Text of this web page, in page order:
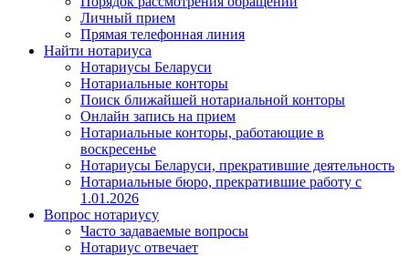
Личный прием
Прямая телефонная линия
Найти нотариуса
Нотариусы Беларуси
Нотариальные конторы
Поиск ближайшей нотариальной конторы
Онлайн запись на прием
Нотариальные конторы, работающие в
воскресенье
Нотариусы Беларуси, прекратившие деятельность
Нотариальные бюро, прекратившие работу с
1.01.2026
Вопрос нотариусу
Часто задаваемые вопросы
Нотариус отвечает